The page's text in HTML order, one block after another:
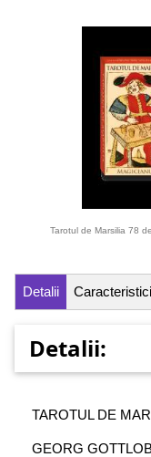
Tarotul de Marsilia 78
Detalii Caracteristici
Detalii:
TAROTUL DE
GEORG